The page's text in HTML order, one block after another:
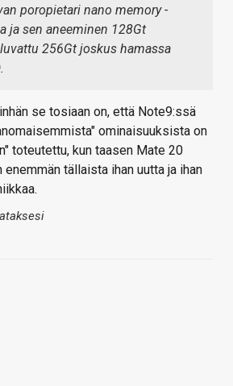
poropietari nano memory -
ja sen aneeminen 128Gt
256Gt joskus hamassa
se tosiaan on, että Note9:ssä
ominaisuuksista on
toteutettu, kun taasen Mate 20
tällaista ihan uutta ja ihan